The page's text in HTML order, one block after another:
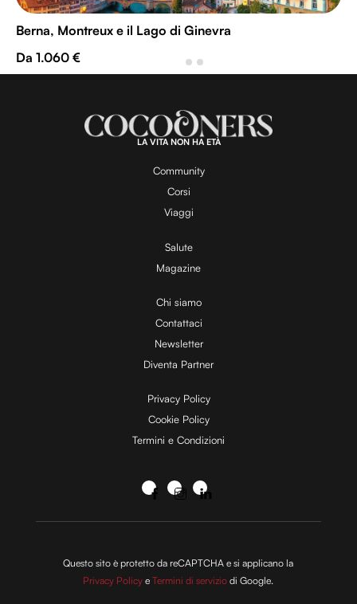
Berna, Montreux e il Lago di Ginevra
Da 1.060 €
LA VITA NON HA ETÀ
Community
Corsi
Viaggi
Salute
Magazine
Chi siamo
Contattaci
Newsletter
Diventa Partner
Privacy Policy
Cookie Policy
Termini e Condizioni
Questo sito è protetto da reCAPTCHA e si applicano la
Privacy Policy eTermini di servizio di Google.